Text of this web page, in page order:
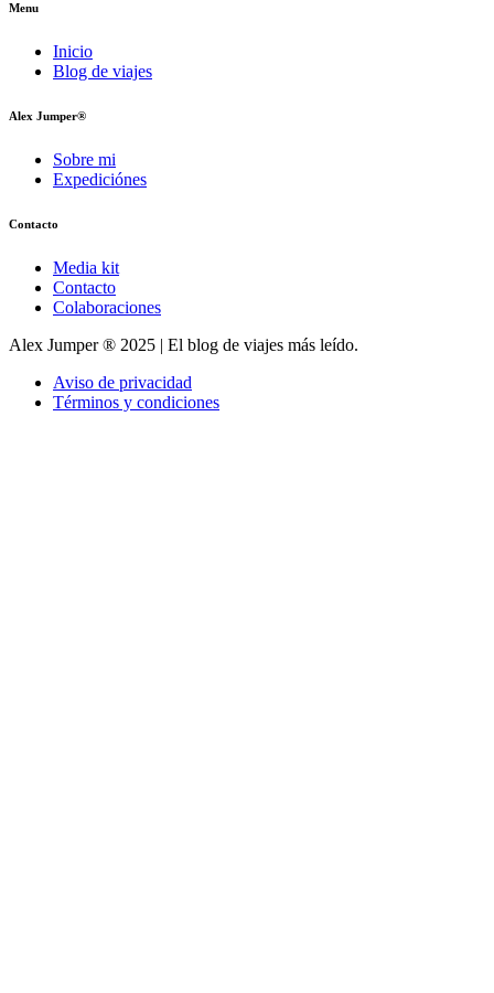
Menu
Inicio
Blog de viajes
Alex Jumper®
Sobre mi
Expediciónes
Contacto
Media kit
Contacto
Colaboraciones
Alex Jumper ® 2025 | El blog de viajes más leído.
Aviso de privacidad
Términos y condiciones